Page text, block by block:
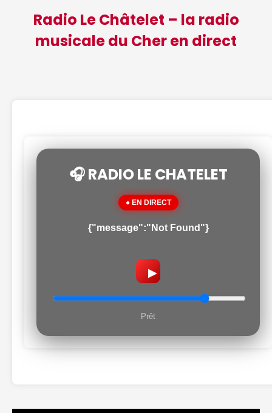
Radio Le Châtelet – la radio
musicale du Cher en direct
🎧 RADIO LE CHATELET
● EN DIRECT
{"message":"Not Found"}
▶
Prêt